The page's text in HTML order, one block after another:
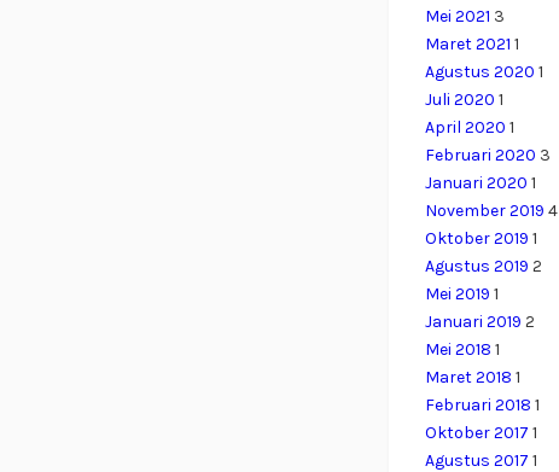
Mei 2021 3
Maret 2021 1
Agustus 2020 1
Juli 2020 1
April 2020 1
Februari 2020 3
Januari 2020 1
November 2019 4
Oktober 2019 1
Agustus 2019 2
Mei 2019 1
Januari 2019 2
Mei 2018 1
Maret 2018 1
Februari 2018 1
Oktober 2017 1
Agustus 2017 1